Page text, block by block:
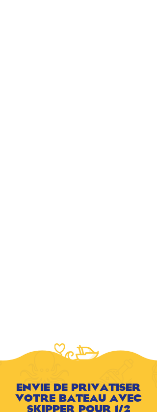
ENVIE DE PRIVATISER
VOTRE BATEAU AVEC
SKIPPER POUR 1/2